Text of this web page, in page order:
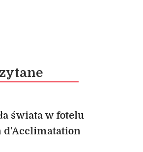
świata w fotelu